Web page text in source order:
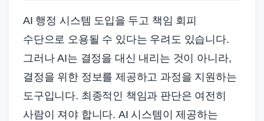
AI 행정 시스템 도입을 두고 책임 회피
수단으로 오용될 수 있다는 우려도 있습니다.
그러나 AI는 결정을 대신 내리는 것이 아니라,
결정을 위한 정보를 제공하고 과정을 지원하는
도구입니다. 최종적인 책임과 판단은 여전히
사람이 져야 합니다. AI 시스템이 제공하는